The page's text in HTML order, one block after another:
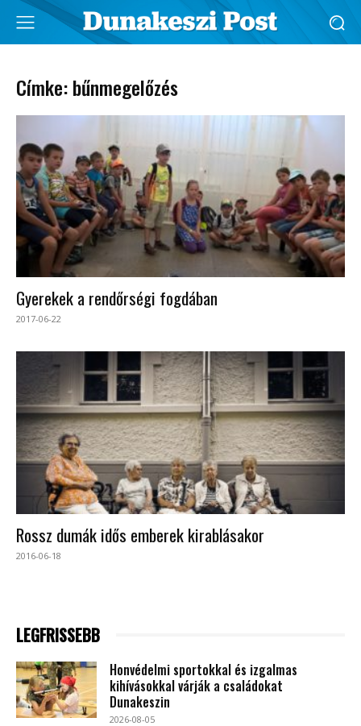
Címke: bűnmegelőzés
Gyerekek a rendőrségi fogdában
2017-06-22
Rossz dumák idős emberek kirablásakor
2016-06-18
LEGFRISSEBB
Honvédelmi sportokkal és izgalmas
kihívásokkal várják a családokat
Dunakeszin
2026-08-05